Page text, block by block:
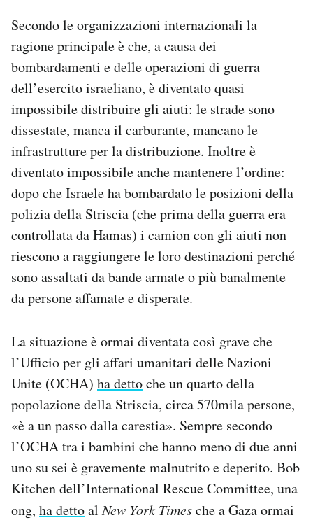
Secondo le organizzazioni internazionali la
ragione principale è che, a causa dei
bombardamenti e delle operazioni di guerra
dell’esercito israeliano, è diventato quasi
impossibile distribuire gli aiuti: le strade sono
dissestate, manca il carburante, mancano le
infrastrutture per la distribuzione. Inoltre è
diventato impossibile anche mantenere l’ordine:
dopo che Israele ha bombardato le posizioni della
polizia della Striscia (che prima della guerra era
controllata da Hamas) i camion con gli aiuti non
riescono a raggiungere le loro destinazioni perché
sono assaltati da bande armate o più banalmente
da persone affamate e disperate.
La situazione è ormai diventata così grave che
l’Ufficio per gli affari umanitari delle Nazioni
Unite (OCHA) ha dettoche un quarto della
popolazione della Striscia, circa 570mila persone,
«è a un passo dalla carestia». Sempre secondo
l’OCHA tra i bambini che hanno meno di due anni
uno su sei è gravemente malnutrito e deperito. Bob
Kitchen dell’International Rescue Committee, una
ong, ha dettoalNew York Timesche a Gaza ormai